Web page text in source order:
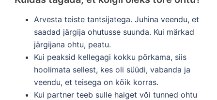
Arvesta teiste tantsijatega. Juhina veendu, et
saadad järgija ohutusse suunda. Kui märkad
järgijana ohtu, peatu.
Kui peaksid kellegagi kokku põrkama, siis
hoolimata sellest, kes oli süüdi, vabanda ja
veendu, et teisega on kõik korras.
Kui partner teeb sulle haiget või tunned ohtu